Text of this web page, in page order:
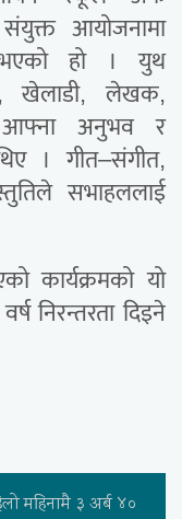
संयुक्त आयोजनामा
भएको हो । युथ
खेलाडी, लेखक,
आफ्ना अनुभव र
। गीत–संगीत,
सभाहललाई
कार्यक्रमको यो
निरन्तरता दिइने
महिनामै ३ अर्ब ४०